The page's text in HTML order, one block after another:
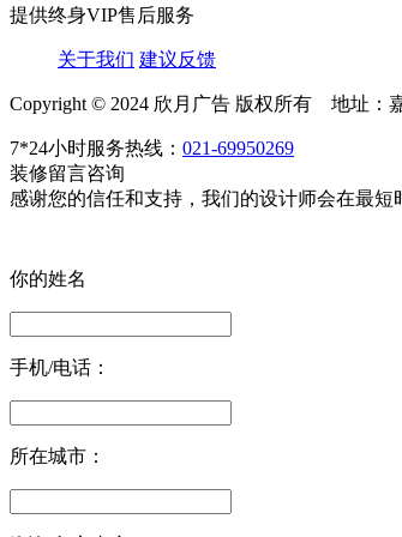
提供终身VIP售后服务
关于我们 建议反馈
Copyright © 2024 欣月广告 版权所有 地址：
7*24小时服务热线： 021-69950269
装修留言咨询
感谢您的信任和支持，我们的设计师会在最短
你的姓名
手机/电话：
所在城市：